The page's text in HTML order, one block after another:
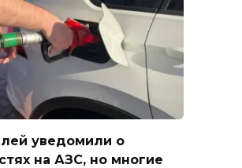
уведомили о
на АЗС, но многие